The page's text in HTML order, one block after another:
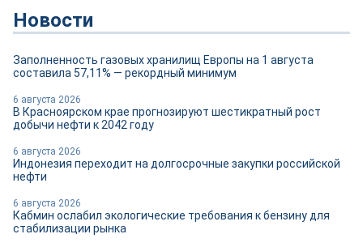
Новости
Заполненность газовых хранилищ Европы на 1 августа
составила 57,11% — рекордный минимум
6 августа 2026
В Красноярском крае прогнозируют шестикратный рост
добычи нефти к 2042 году
6 августа 2026
Индонезия переходит на долгосрочные закупки российской
нефти
6 августа 2026
Кабмин ослабил экологические требования к бензину для
стабилизации рынка